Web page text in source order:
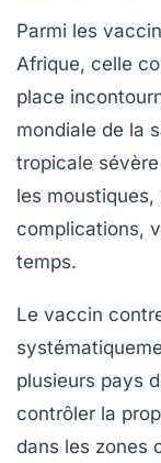
Parmi les
Afrique, celle
place
mondiale de la
tropicale
les
complications,
temps.
Le vaccin
plusieurs pays
contrôler la
dans les zones